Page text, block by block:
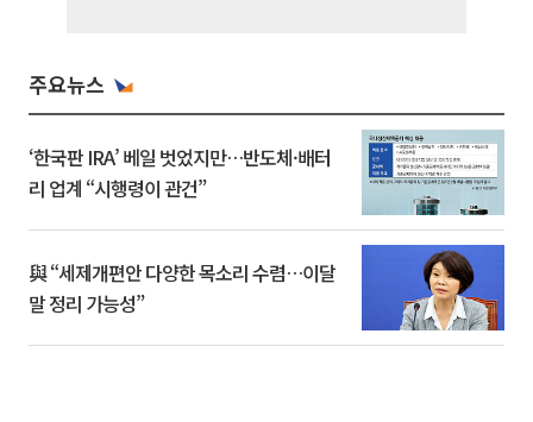
주요뉴스
‘한국판 IRA’ 베일 벗었지만…반도체·배터
리 업계 “시행령이 관건”
與 “세제개편안 다양한 목소리 수렴…이달
말 정리 가능성”